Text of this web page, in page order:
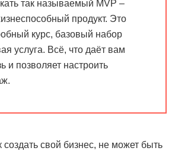
так называемый MVP –
продукт. Это
курс, базовый набор
услуга. Всё, что даёт вам
и позволяет настроить
создать свой бизнес, не может быть